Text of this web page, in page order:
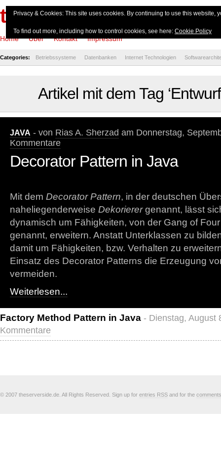
theserverside.de
Home Über Kontakt Impressum
Categories: Betriebssysteme Datenbanken Internet Technologien
Artikel mit dem Tag
JAVA - von Rias A. Sherzad am Donnerstag,
Kommentare
Decorator Pattern in Java
Mit dem Decorator Pattern, in der deutschen
naheliegenderweise Dekorierergenannt, lässt
dynamisch um Fähigkeiten, von der Gang of
genannt, erweitern. Anstatt Unterklassen zu
damit um Fähigkeiten, bzw. Verhalten zu
Einsatz des Decorator Patterns die Erzeugung
vermeiden.
Weiterlesen...
Factory Method Pattern in Java - Dienstag, August
Kommentare
Privacy & Cookies: This site uses cookies. By continuing to use this website,
To find out more, including how to control cookies, see here: Cookie Policy
© 2007 theserverside.de. All Rights Reserved. Sign up for entries RSS and for the